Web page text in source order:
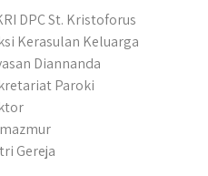
DPC St. Kristoforus
Kerasulan Keluarga
Diannanda
Paroki
Gereja